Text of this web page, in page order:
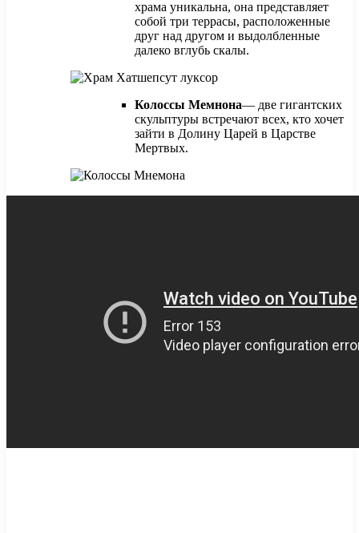
храма уникальна, она представляет
собой три террасы, расположенные
друг над другом и выдолбленные
далеко вглубь скалы.
Колоссы Мемнона— две гигантских
скульптуры встречают всех, кто хочет
зайти в Долину Царей в Царстве
Мертвых.